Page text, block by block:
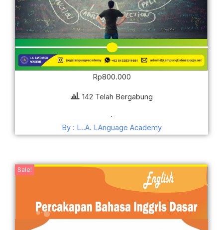
Rp800.000
142 Telah Bergabung
.
By : L..A. LAnguage Academy
Sale!
Rp200.000.
Harga
saat
adalah:
Rp100.000.